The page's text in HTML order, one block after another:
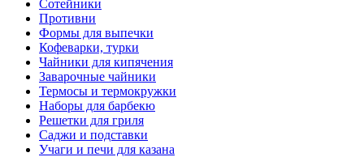
Сотейники
Противни
Формы для выпечки
Кофеварки, турки
Чайники для кипячения
Заварочные чайники
Термосы и термокружки
Наборы для барбекю
Решетки для гриля
Саджи и подставки
Учаги и печи для казана